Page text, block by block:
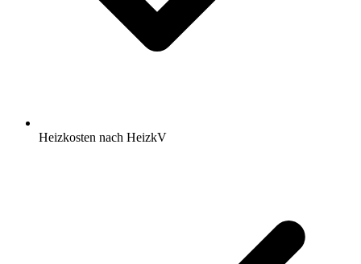
Heizkosten nach HeizkV